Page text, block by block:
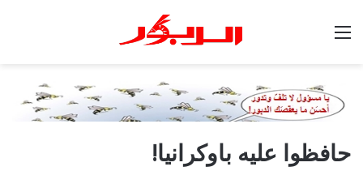
حافظوا عليه باوكرانيا!